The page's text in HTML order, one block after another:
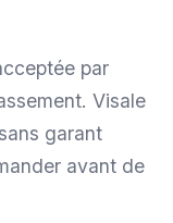
par
Visale
garant
avant de